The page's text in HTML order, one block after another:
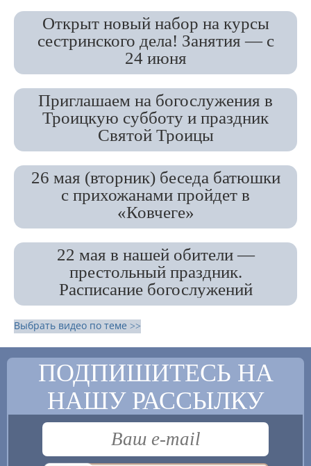
Открыт новый набор на курсы
сестринского дела! Занятия — с
24 июня
Приглашаем на богослужения в
Троицкую субботу и праздник
Святой Троицы
26 мая (вторник) беседа батюшки
с прихожанами пройдет в
«Ковчеге»
22 мая в нашей обители —
престольный праздник.
Расписание богослужений
Выбрать видео по теме >>
ПОДПИШИТЕСЬ НА
НАШУ РАССЫЛКУ